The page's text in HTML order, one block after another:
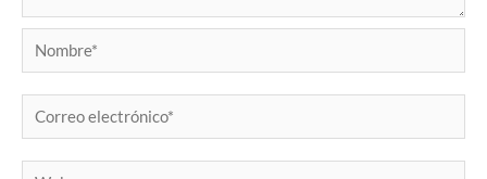
Nombre*
Correo
electrónico*
Web